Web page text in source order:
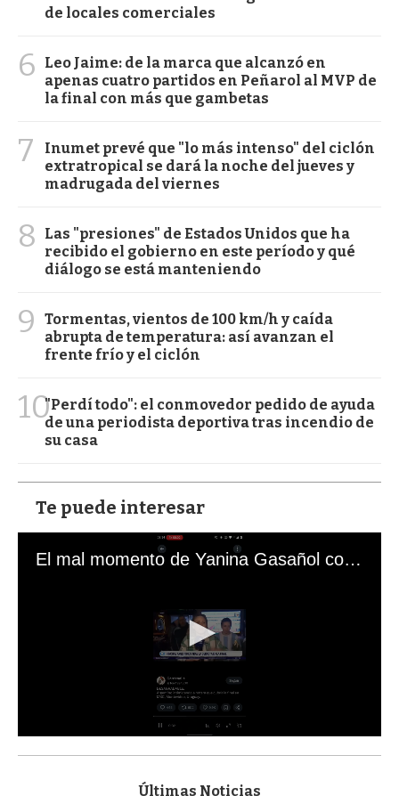
de locales comerciales
6
Leo Jaime: de la marca que alcanzó en
apenas cuatro partidos en Peñarol al MVP de
la final con más que gambetas
7
Inumet prevé que "lo más intenso" del ciclón
extratropical se dará la noche del jueves y
madrugada del viernes
8
Las "presiones" de Estados Unidos que ha
recibido el gobierno en este período y qué
diálogo se está manteniendo
9
Tormentas, vientos de 100 km/h y caída
abrupta de temperatura: así avanzan el
frente frío y el ciclón
10"Perdí todo": el conmovedor pedido de ayuda
de una periodista deportiva tras incendio de
su casa
Te puede interesar
El mal momento de Yanina Gasañol con un hincha argentino en "Subrayado"
s
Últimas Noticias